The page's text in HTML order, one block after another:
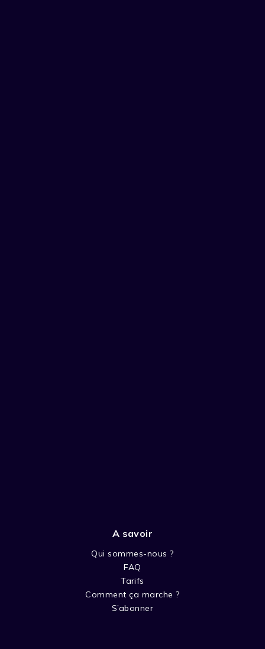
A savoir
Qui sommes-nous ?
FAQ
Tarifs
Comment ça marche ?
S’abonner